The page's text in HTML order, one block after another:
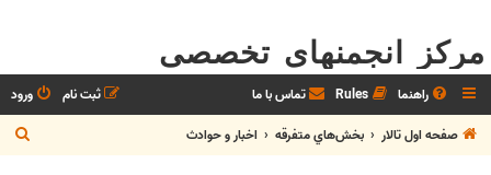
مرکز انجمنهای تخصصی
راهنما Rules تماس با ما ورود
ثبت نام
صفحه اول تالار
بخش‌‌هاي متفرقه اخبار و حوادث
س